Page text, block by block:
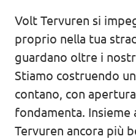
Agenda
Doneer voor Volt
Doe mee met Volt
Volt Tervuren si
proprio nella tua
guardano oltre i
Stiamo costruendo
contano, con
fondamenta.
Tervuren ancora più